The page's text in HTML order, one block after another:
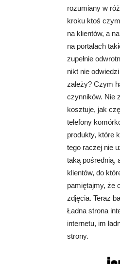
rozumiany w
kroku ktoś
na klientów, a
na portalach
zupełnie
nikt nie
zależy? Czym
czynników. Nie
kosztuje, jak
telefony
produkty, które
tego raczej nie
taką pośrednią,
klientów, do
pamiętajmy, że
zdjęcia. Teraz
Ładna strona
internetu, im
strony.